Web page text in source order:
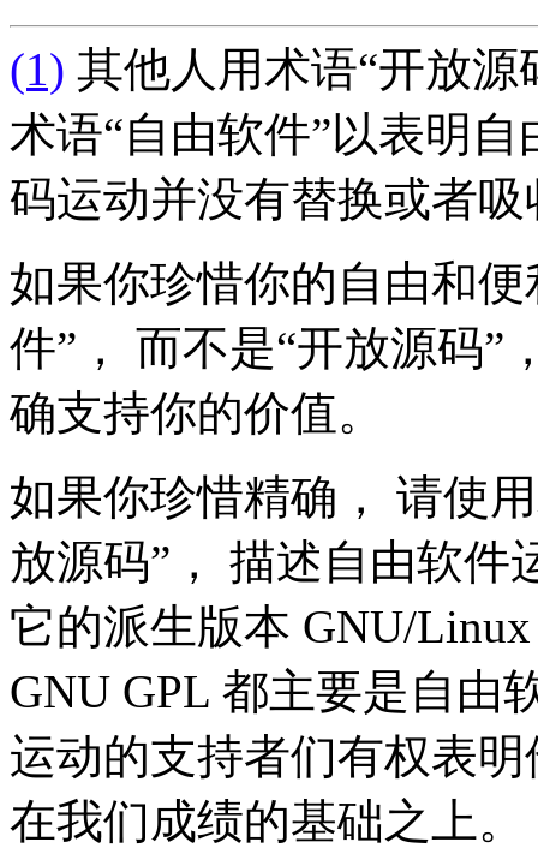
(1) 其他人用术语“开放
术语“自由软件”以表明
码运动并没有替换或者
如果你珍惜你的自由和
件”， 而不是“开放源码”
确支持你的价值。
如果你珍惜精确， 请使
放源码”， 描述自由软件
它的派生版本 GNU/
GNU GPL 都主要是自由
运动的支持者们有权表
在我们成绩的基础之上。